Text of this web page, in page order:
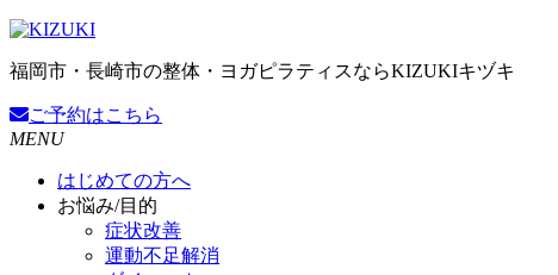
福岡市・長崎市の整体・ヨガピラティスならKIZUKIキヅキ
ご予約はこちら
MENU
はじめての方へ
お悩み/目的
症状改善
運動不足解消